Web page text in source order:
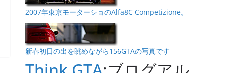
2007年東京モーターショのAlfa8C Competizione。
新春初日の出を眺めながら156GTAの写真です